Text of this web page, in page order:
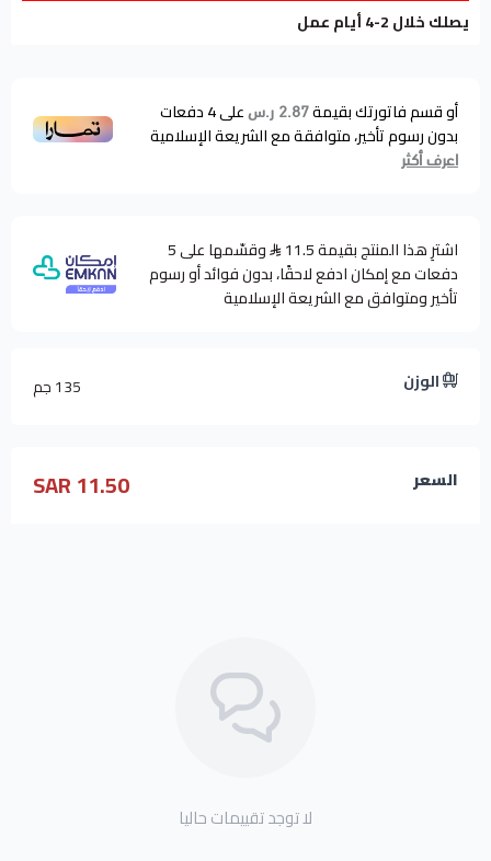
يصلك خلال 2-4 أيام عمل
أو قسم فاتورتك بقيمة2.87 ر.س على4دفعات
بدون رسوم تأخير، متوافقة مع الشريعة الإسلامية
اعرف أكثر
اشترِ هذا المنتج بقيمة 11.5
وقسّمها على 5
دفعات مع إمكان ادفع لاحقًا، بدون فوائد أو رسوم
تأخير ومتوافق مع الشريعة الإسلامية
الوزن 135 جم
السعر 11.50 SAR
لا توجد تقييمات حاليا